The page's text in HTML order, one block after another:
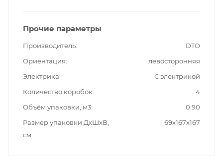
Прочие параметры
Производитель
DTO
Ориентация
левосторонняя
Электрика
С электрикой
Количество коробок
4
Объём упаковки, м3
0.90
Размер упаковки ДxШxВ,
см
69x167x167